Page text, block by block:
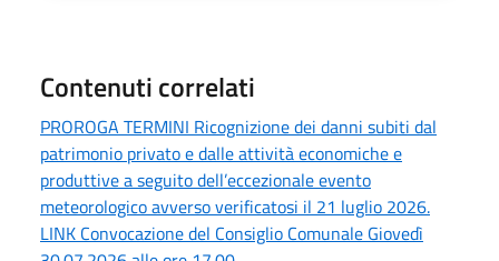
Contenuti correlati
PROROGA TERMINI Ricognizione dei danni subiti dal
patrimonio privato e dalle attività economiche e
produttive a seguito dell’eccezionale evento
meteorologico avverso verificatosi il 21 luglio 2026.
LINK Convocazione del Consiglio Comunale Giovedì